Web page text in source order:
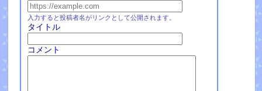
入力すると投稿者名がリンクとして公開されます。
タイトル
コメント